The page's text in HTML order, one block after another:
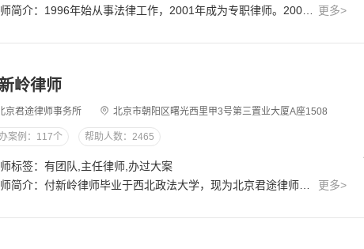
更多>
安衡律师事务所。现为北京市安衡律师事务所合伙人、主任。北京市律师协会合同法委员会会员、北京市法学会公益法学研究会会员、北京市法律援助模范个人、北京市优秀公益法律服务律师，带领团队参加“皇城根杯”首届东城区律师辩论大赛，获得团体一等奖，个人获得优秀辩手称号。北京市东城区人民调解协会第一届会员、北京市东城区司法局体育馆路街道调委会调解员。 热心公益事业，被原崇文区法制宣传教育领导小组办公室、原崇文区司法局聘为崇文区“律师普法志愿团”成员；入选东城区“五五”法制宣传教育优秀法制宣传志愿者；参加北京市司法局举办的“法律服务村居行”启动仪式，成为首批“北京市法律服务村居行”80名公益律师之一。从业二十余年，担任政府、企事业、基金会、大学、部队等单位的常年法律顾问数百家次。深厚的民商法理论基础，长期致力于婚姻家事法律事务、公司法律顾问以及房地产法律事务的研究与实践。具有丰富的实务经验和诉讼技巧、独到的见解和处理方法，成功代理了大量复杂、疑难案件。敬业、诚信、专业、谦逊，处事严谨细致、逻辑思维严密、办事大胆稳重，且勇于承担责任的精神，体现了周红笑律师的一贯工作作风；委托人利益至上、当事人利益最大化是她的执业追求；理想的法律服务成效让周红笑律师赢得客户的一致赞誉。
岭律师
京君途律师事务所 北京市朝阳区曙光西里甲3号第三置业大厦A座1508
案例：117个 帮助人数：2465
标签：有团队,主任律师,办过大案
更多>
师协会会员、北京市兰台律师事务所公司事务、房产事务委员会委员、北京青年律师联谊会委员。拥有多年大中型企业的法律管理和律师诉讼行业及企业非诉实操经验的成功积累，担任过数十家企业的法律顾问。从事律师工作多年来，成功代理过多起有较大社会影响的案件，并获得了各界客户的认同和支持。付新岭律师擅长处理调解和调停工作，可以较好的缓解一定程度和范围内的矛盾冲突；长期服务于企事业单位，在诉讼领域、非诉讼领域、出具专业法律意见、突发事件处理方面以及在劳动法律服务、合同审查和仲裁等方面经验丰富。社会任职中华律师协会会员、北京市律师协会会员、北京市兰台律师事务所公司事务、房产事务委员会委员、北京市兰台律师事务所律师、北京青年律师联谊会委员。拥有多年大型企业的法律管理和律师行业的工作经验，曾担任过数十家企业的法律顾问，有过多起胜诉案件的成功积累。执业理念自执业以来秉持“专业、尽职、诚信”的执业理念，重视与客户的沟通和交流，尽心竭力地为客户提供优质的法律服务。擅长领域付新岭律师谙熟公司经济运作，尤其精通公司法、合同法、劳动合同法、建筑与房地产相关法律、担保法、商事仲裁法、婚姻法等，专业解决各类经济纠纷、债务纠纷、知识产权纠纷、交通事故、离婚案件、土地征用、拆迁补偿等案件。擅长公司上市、合同纠纷、公司治理等领域法律事务的处理。尤其在公司上市及公司治理领域，付新岭律师有着丰富的实务经验和深厚的法律理论研究，近年来成功参与办理了：北京北斗星通上市业务、吉林吉恩镍业上市业务及北京大鱼华泽影视文化有限公司等多家公司的规范治理业务，并出具了尽职调查报告、法律意见书等相关法律文件。担任过多家企业的法律事务顾问。承办案例几年来，付新岭律师成功办理民商事案件及刑事案件数百起，曾服务于北京鹏润房地产有限责任公司、北京中联亚国际会展有限公司、北京明天信华投资有限公司、北京元洲装饰集团、北京华夏俱乐部有限公司、北京华夏全网信息技术有限公司、北京新华夏汽车连锁协会、北京大鱼华泽影视文化有限公司、北京紫香柯装饰设计公司、北京弘泰华艺装饰工程有限公司、北京紫禁尚品装饰有限公司、等多家企事业单位。付新岭律师办案经验丰富，敬业、博学、稳重、历练，重视收集证据，善于从细微处着手，经常运用独到的方法，实现证据的“从无到有”，“从不利到有利”，将一般认为不可能办的案件或者不可能胜诉的案件办成，获得当事人的一致好评！凭借其良好的职业道德、扎实蕴厚的理论知识和精湛娴熟的专业技能，赢得了社会和当事人的高度赞誉。